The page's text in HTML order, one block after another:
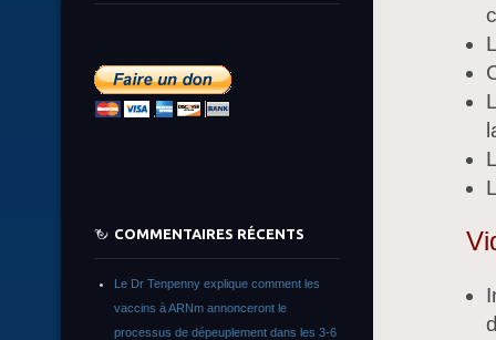
COMMENTAIRES RÉCENTS
Le Dr Tenpenny explique comment les
vaccins à ARNm annonceront le
processus de dépeuplement dans les 3-6